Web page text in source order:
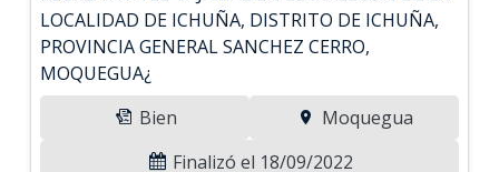
LOCALIDAD DE ICHUÑA, DISTRITO DE ICHUÑA,
PROVINCIA GENERAL SANCHEZ CERRO,
MOQUEGUA¿
Bien
Moquegua
Finalizó el 18/09/2022